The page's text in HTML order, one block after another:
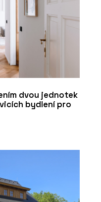
dvou jednotek
bydlení pro